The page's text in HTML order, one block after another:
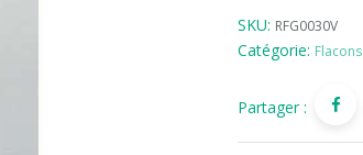
SKU: RFG0030V
Catégorie: Flacons
Partager :